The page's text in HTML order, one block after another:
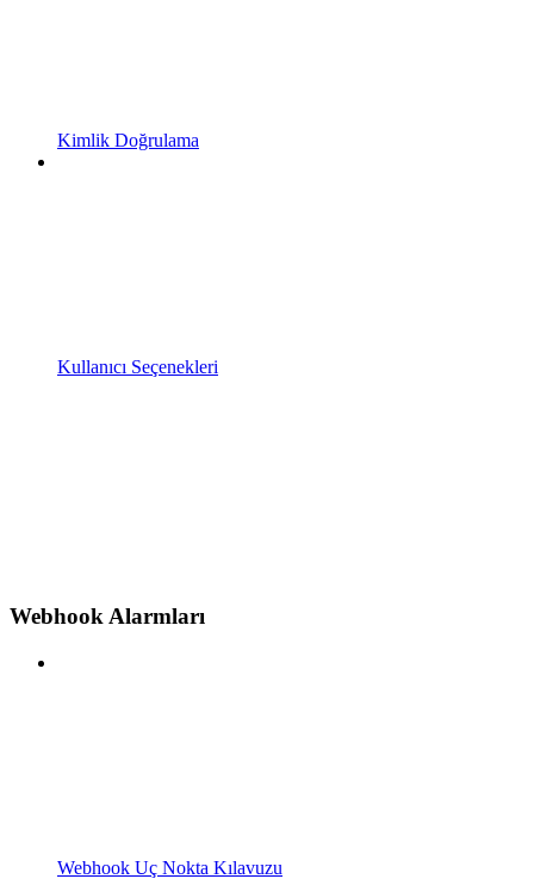
Kimlik Doğrulama
Kullanıcı Seçenekleri
Webhook Alarmları
Webhook Uç Nokta Kılavuzu